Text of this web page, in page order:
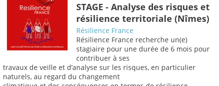
STAGE - Analyse des risques et
résilience territoriale (Nîmes)
Résilience France
Résilience France recherche un(e)
stagiaire pour une durée de 6 mois pour
contribuer à ses
travaux de veille et d’analyse sur les risques, en particulier
naturels, au regard du changement